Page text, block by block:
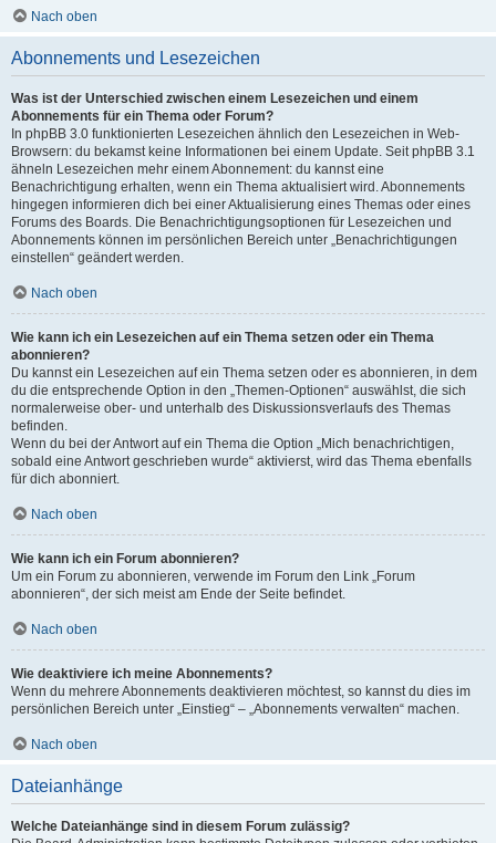
Nach oben
Abonnements und Lesezeichen
Was ist der Unterschied zwischen einem Lesezeichen und einem
Abonnements für ein Thema oder Forum?
In phpBB 3.0 funktionierten Lesezeichen ähnlich den Lesezeichen in Web-
Browsern: du bekamst keine Informationen bei einem Update. Seit phpBB 3.1
ähneln Lesezeichen mehr einem Abonnement: du kannst eine
Benachrichtigung erhalten, wenn ein Thema aktualisiert wird. Abonnements
hingegen informieren dich bei einer Aktualisierung eines Themas oder eines
Forums des Boards. Die Benachrichtigungsoptionen für Lesezeichen und
Abonnements können im persönlichen Bereich unter „Benachrichtigungen
einstellen“ geändert werden.
Nach oben
Wie kann ich ein Lesezeichen auf ein Thema setzen oder ein Thema
abonnieren?
Du kannst ein Lesezeichen auf ein Thema setzen oder es abonnieren, in dem
du die entsprechende Option in den „Themen-Optionen“ auswählst, die sich
normalerweise ober- und unterhalb des Diskussionsverlaufs des Themas
befinden.
Wenn du bei der Antwort auf ein Thema die Option „Mich benachrichtigen,
sobald eine Antwort geschrieben wurde“ aktivierst, wird das Thema ebenfalls
für dich abonniert.
Nach oben
Wie kann ich ein Forum abonnieren?
Um ein Forum zu abonnieren, verwende im Forum den Link „Forum
abonnieren“, der sich meist am Ende der Seite befindet.
Nach oben
Wie deaktiviere ich meine Abonnements?
Wenn du mehrere Abonnements deaktivieren möchtest, so kannst du dies im
persönlichen Bereich unter „Einstieg“ – „Abonnements verwalten“ machen.
Nach oben
Dateianhänge
Welche Dateianhänge sind in diesem Forum zulässig?